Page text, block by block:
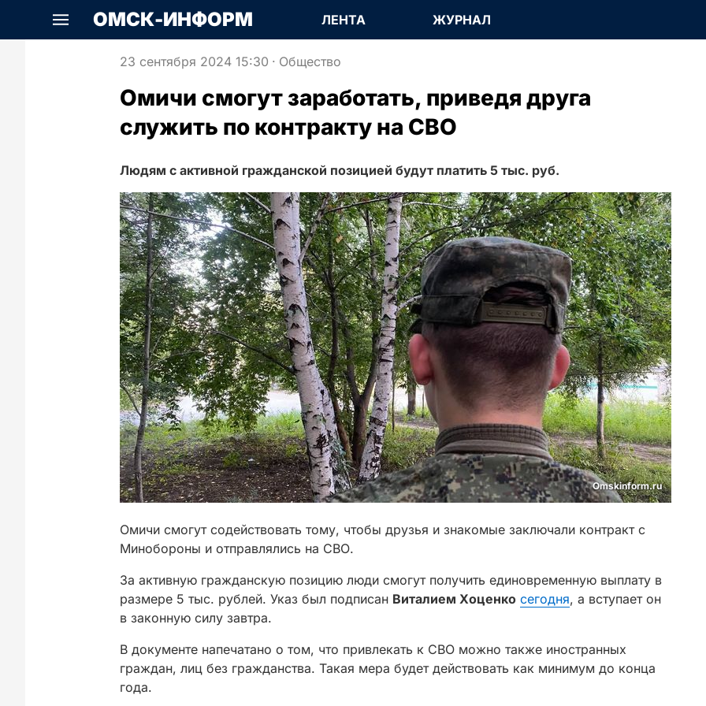
ОМСК-ИНФОРМ ЛЕНТА ЖУРНАЛ
23 сентября 2024 15:30 · Общество
Омичи смогут заработать, приведя друга
служить по контракту на СВО
Людям с активной гражданской позицией будут платить 5 тыс. руб.
Omskinform.ru
Омичи смогут содействовать тому, чтобы друзья и знакомые заключали контракт с
Минобороны и отправлялись на СВО.
За активную гражданскую позицию люди смогут получить единовременную выплату в
размере 5 тыс. рублей. Указ был подписан Виталием Хоценко сегодня, а вступает он
в законную силу завтра.
В документе напечатано о том, что привлекать к СВО можно также иностранных
граждан, лиц без гражданства. Такая мера будет действовать как минимум до конца
года.